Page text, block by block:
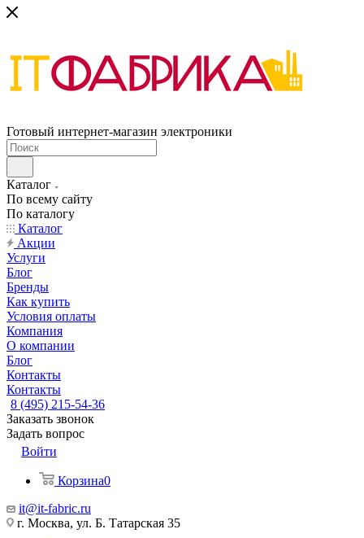
Готовый интернет-магазин электроники
Каталог
По всему сайту
По каталогу
Каталог
Акции
Услуги
Блог
Бренды
Как купить
Условия оплаты
Компания
О компании
Блог
Контакты
Контакты
8 (495) 215-54-36
Заказать звонок
Задать вопрос
Войти
Корзина0
it@it-fabric.ru
г. Москва, ул. Б. Татарская 35